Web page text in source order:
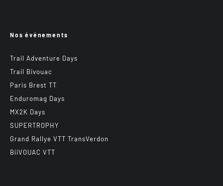
Nos événements
Trail Adventure Days
Trail Bivouac
Paris Brest TT
Enduromag Days
MX2K Days
SUPERTROPHY
Grand Rallye VTT TransVerdon
BiiVOUAC VTT